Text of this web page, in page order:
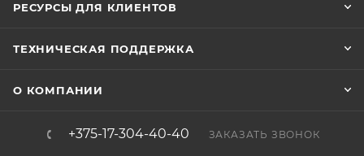
РЕСУРСЫ ДЛЯ КЛИЕНТОВ
ТЕХНИЧЕСКАЯ ПОДДЕРЖКА
О КОМПАНИИ
+375-17-304-40-40 ЗАКАЗАТЬ ЗВОНОК